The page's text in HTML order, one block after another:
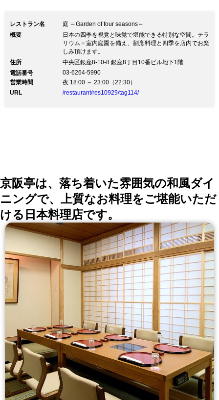
レストラン名
庭 ～Garden of four seasons～
概要
日本の四季を視覚と味覚で堪能できる特別な空間。テラ
リウム＝室内庭園を備え、割烹料理と四季を店内でお楽
しみ頂けます。
住所
中央区銀座8-10-8 銀座8丁目10番ビル地下1階
電話番号
03-6264-5990
営業時間
夜 18:00 ～ 23:00（22:30）
URL
/restaurant/res10929/tag114/
京阪亭は、落ち着いた雰囲気の和風ダイ
ニングで、上質なお料理をご堪能いただ
ける日本料理店です。